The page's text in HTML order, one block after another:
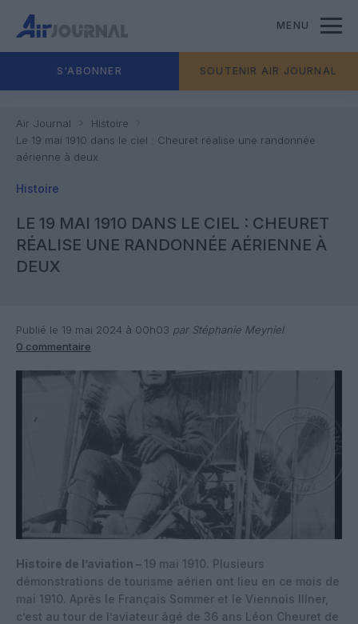
MENU
S'ABONNER SOUTENIR AIR JOURNAL
Air Journal
Histoire
Le 19 mai 1910 dans le ciel : Cheuret réalise une randonnée
aérienne à deux
Histoire
LE 19 MAI 1910 DANS LE CIEL : CHEURET
RÉALISE UNE RANDONNÉE AÉRIENNE À
DEUX
Publié le 19 mai 2024 à 00h03 par Stéphanie Meyniel
0 commentaire
Histoire de l’aviation – 19 mai 1910. Plusieurs
démonstrations de tourisme aérien ont lieu en ce mois de
mai 1910. Après le Français Sommer et le Viennois Illner,
c’est au tour de l’aviateur âgé de 36 ans Léon Cheuret de